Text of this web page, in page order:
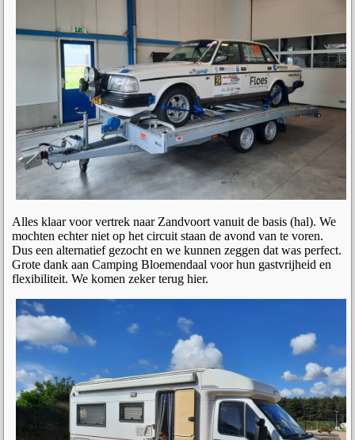
Alles klaar voor vertrek naar Zandvoort vanuit de basis (hal). We
mochten echter niet op het circuit staan de avond van te voren.
Dus een alternatief gezocht en we kunnen zeggen dat was perfect.
Grote dank aan Camping Bloemendaal voor hun gastvrijheid en
flexibiliteit. We komen zeker terug hier.